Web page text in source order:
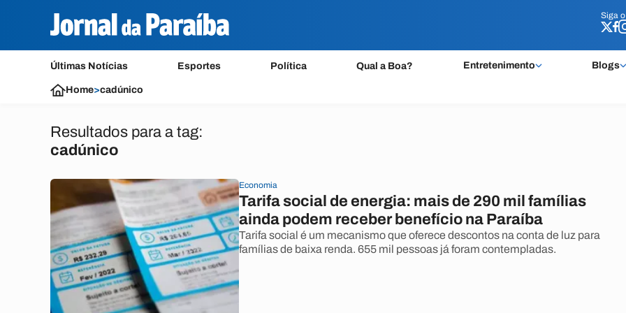
Siga o
Últimas Notícias Esportes Política Qual a Boa? Entretenimento Blogs
Siga o
Home>cadúnico
Resultados para a tag:
cadúnico
Economia
Tarifa social de energia: mais de 290 mil famílias
ainda podem receber benefício na Paraíba
Tarifa social é um mecanismo que oferece descontos na conta de luz para
famílias de baixa renda. 655 mil pessoas já foram contempladas.